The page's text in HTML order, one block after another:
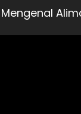
Mengenal